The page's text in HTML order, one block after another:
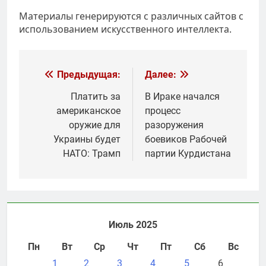
Материалы генерируются с различных сайтов с
использованием искусственного интеллекта.
Навигация
записям
Предыдущая:
Платить за
американское
оружие для
Украины будет
НАТО: Трамп
Далее:
В Ираке начался
процесс
разоружения
боевиков Рабочей
партии Курдистана
Июль 2025
Пн
Вт Ср Чт Пт Сб
Вс
1
2 3 4 5 6